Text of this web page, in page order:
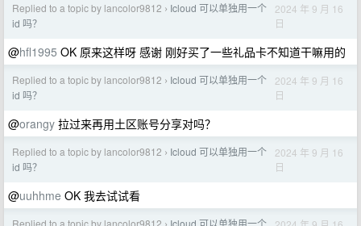
Replied to a topic by lancolor9812 › Icloud 可以单独用一个
id 吗？
2024 年 9 月 16
日
@hfl1995 OK 原来这样呀 感谢 刚好买了一些礼品卡不知道干嘛用的
Replied to a topic by lancolor9812 › Icloud 可以单独用一个
id 吗？
2024 年 9 月 16
日
@orangy 拉过来再用土区账号分享对吗？
Replied to a topic by lancolor9812 › Icloud 可以单独用一个
id 吗？
2024 年 9 月 16
日
@uuhhme OK 我去试试看
Replied to a topic by lancolor9812 Icloud 可以单独用一个